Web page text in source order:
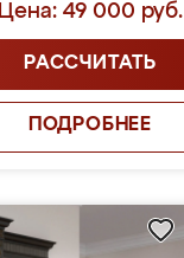
Цена: 49 000 руб.
РАССЧИТАТЬ
ПОДРОБНЕЕ